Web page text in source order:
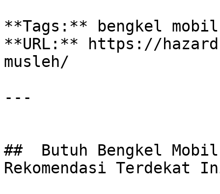
**Tags:** bengkel
**URL:** https://
musleh/
---
##  Butuh Bengkel
Rekomendasi Terdekat